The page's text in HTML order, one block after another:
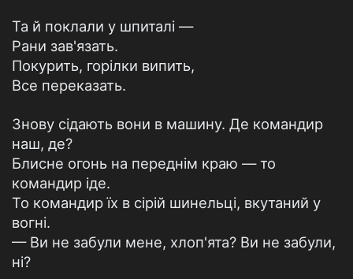
Та й поклали у шпиталі —
Рани зав'язать.
Покурить, горілки випить,
Все переказать.
Знову сідають вони в машину. Де командир
наш, де?
Блисне огонь на переднім краю — то
командир іде.
То командир їх в сірій шинельці, вкутаний у
вогні.
— Ви не забули мене, хлоп'ята? Ви не забули,
ні?